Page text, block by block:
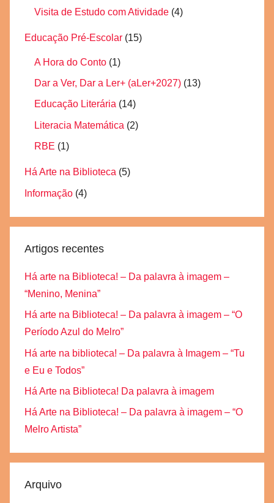
Visita de Estudo com Atividade (4)
Educação Pré-Escolar (15)
A Hora do Conto (1)
Dar a Ver, Dar a Ler+ (aLer+2027) (13)
Educação Literária (14)
Literacia Matemática (2)
RBE (1)
Há Arte na Biblioteca (5)
Informação (4)
Artigos recentes
Há arte na Biblioteca! – Da palavra à imagem –
“Menino, Menina”
Há arte na Biblioteca! – Da palavra à imagem – “O
Período Azul do Melro”
Há arte na biblioteca! – Da palavra à Imagem – “Tu
e Eu e Todos”
Há Arte na Biblioteca! Da palavra à imagem
Há Arte na Biblioteca! – Da palavra à imagem – “O
Melro Artista”
Arquivo